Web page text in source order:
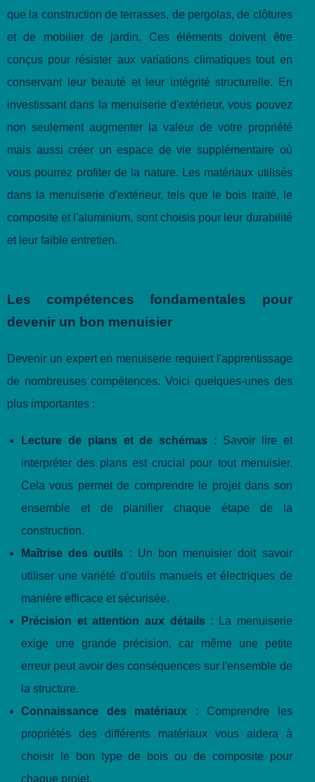
que la construction de terrasses, de pergolas, de clôtures
et de mobilier de jardin. Ces éléments doivent être
conçus pour résister aux variations climatiques tout en
conservant leur beauté et leur intégrité structurelle. En
investissant dans la menuiserie d'extérieur, vous pouvez
non seulement augmenter la valeur de votre propriété
mais aussi créer un espace de vie supplémentaire où
vous pourrez profiter de la nature. Les matériaux utilisés
dans la menuiserie d'extérieur, tels que le bois traité, le
composite et l'aluminium, sont choisis pour leur durabilité
et leur faible entretien.
Les compétences fondamentales pour
devenir un bon menuisier
Devenir un expert en menuiserie requiert l'apprentissage
de nombreuses compétences. Voici quelques-unes des
plus importantes :
Lecture de plans et de schémas : Savoir lire et
interpréter des plans est crucial pour tout menuisier.
Cela vous permet de comprendre le projet dans son
ensemble et de planifier chaque étape de la
construction.
Maîtrise des outils : Un bon menuisier doit savoir
utiliser une variété d'outils manuels et électriques de
manière efficace et sécurisée.
Précision et attention aux détails : La menuiserie
exige une grande précision, car même une petite
erreur peut avoir des conséquences sur l'ensemble de
la structure.
Connaissance des matériaux : Comprendre les
propriétés des différents matériaux vous aidera à
choisir le bon type de bois ou de composite pour
chaque projet.